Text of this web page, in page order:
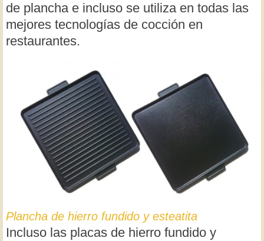
de plancha e incluso se utiliza en todas las
mejores tecnologías de cocción en
restaurantes.
Plancha de hierro fundido y esteatita
Incluso las placas de hierro fundido y